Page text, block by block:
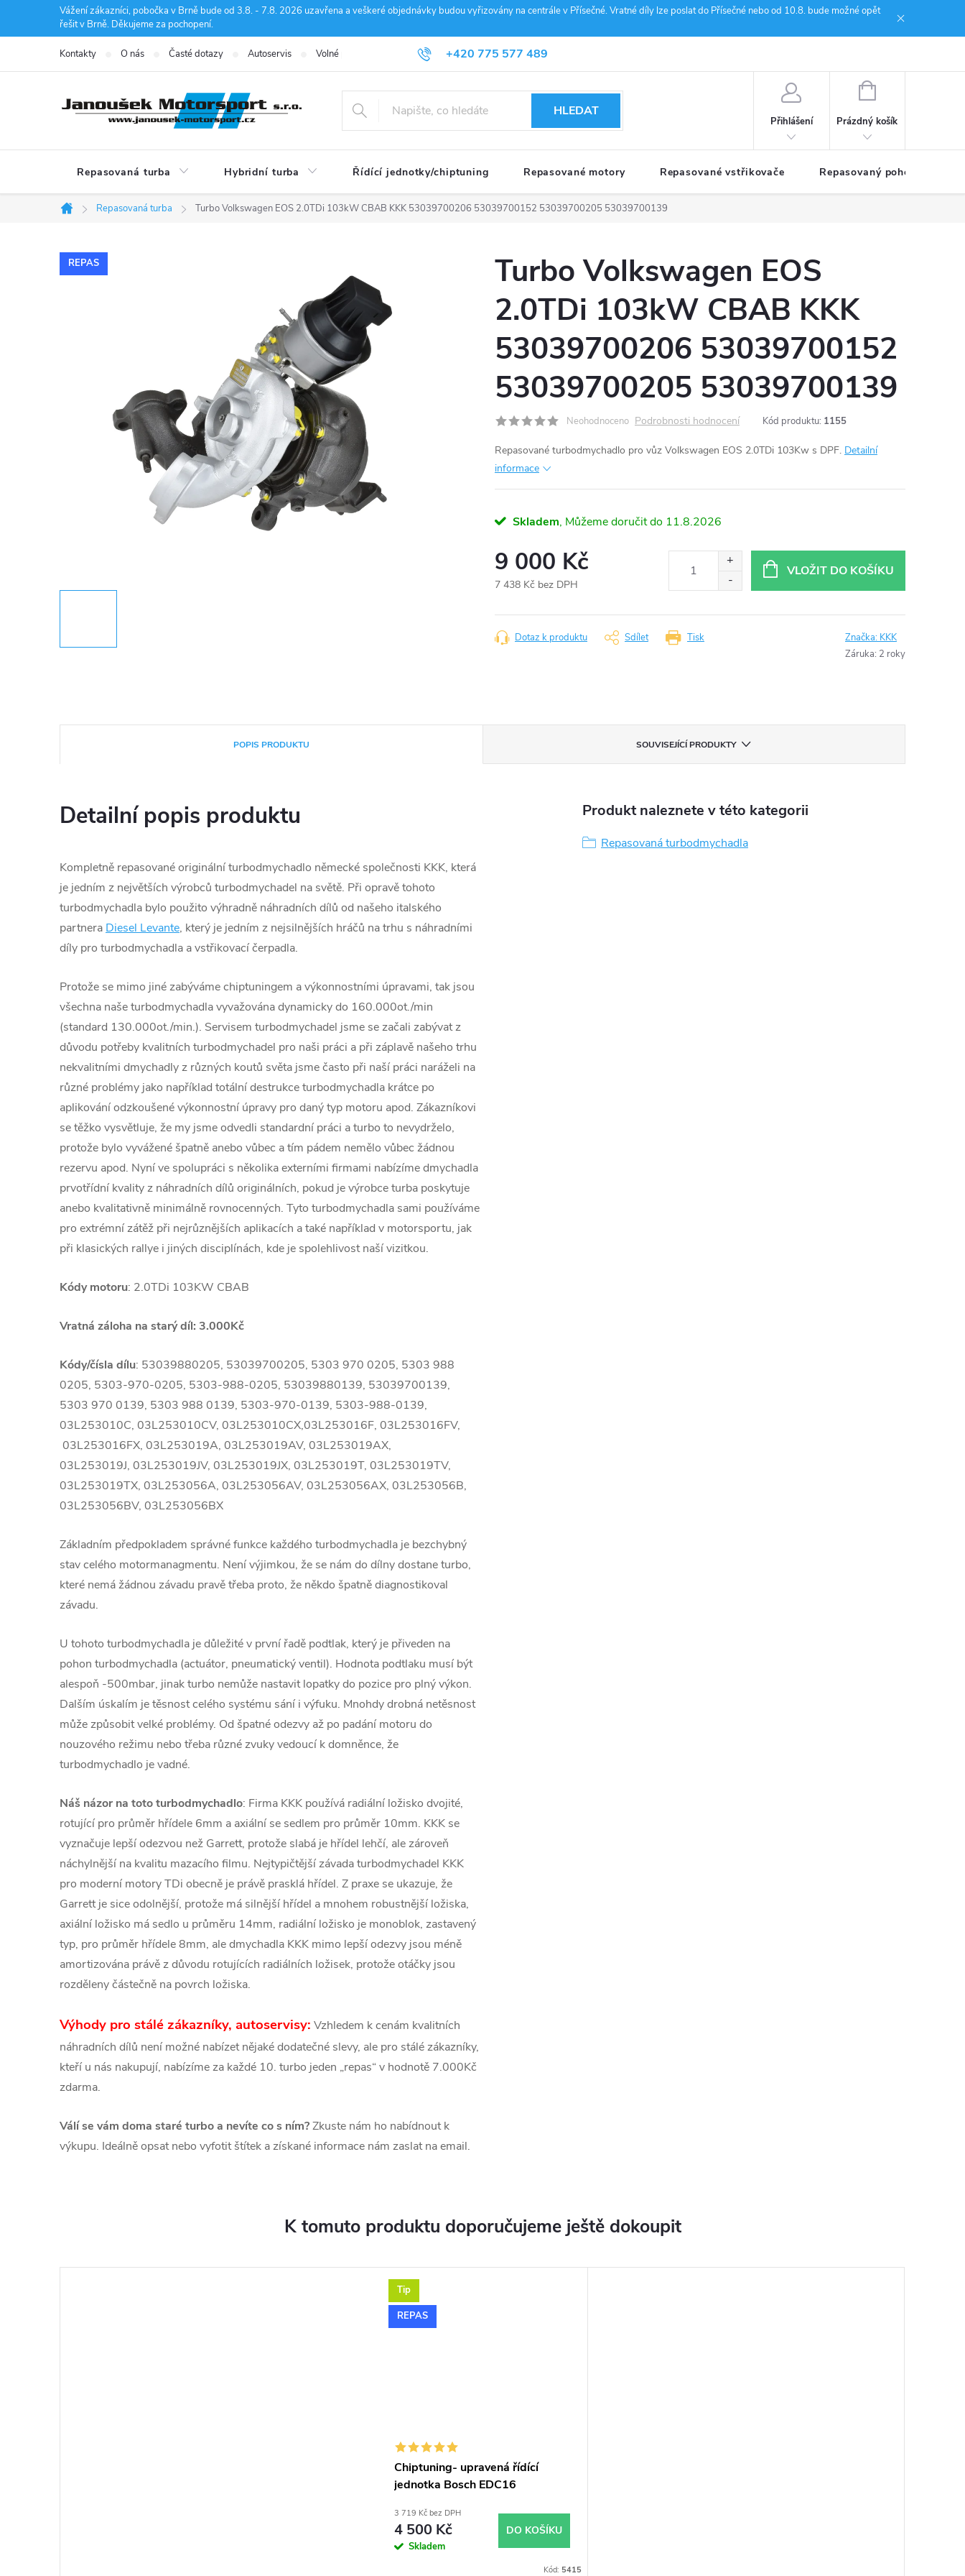
Vážení zákazníci, pobočka v Brně bude od 3.8. - 7.8. 2026 uzavřena a veškeré objednávky budou vyřizovány na centrále v Přísečné. Vratné díly lze poslat do Přísečné nebo od 10.8. bude možné opět
řešit v Brně. Děkujeme za pochopení.
+420 775 577 489
info@janousek-motorsport.cz
Kontakty O nás Časté dotazy Autoservis Volné pozice Obchodní podmínky Reklamace
HLEDAT
Přihlášení
NÁKUPNÍ
Prázdný košík
Repasovaná turba Hybridní turba Řídící jednotky/chiptuning Repasované motory Repasované vstřikovače Repasovaný pohon TDM
Domů
Repasovaná turba Turbo Volkswagen EOS 2.0TDi 103kW CBAB KKK 53039700206 53039700152 53039700205 53039700139
REPAS
Turbo Volkswagen EOS
2.0TDi 103kW CBAB KKK
53039700206 53039700152
53039700205 53039700139
Neohodnoceno Podrobnosti hodnocení Kód produktu: 1155
Repasované turbodmychadlo pro vůz Volkswagen EOS 2.0TDi 103Kw s DPF. Detailní
informace
Skladem 11.8.2026
9 000 Kč
7 438 Kč bez DPH
cena:
VLOŽIT DO KOŠÍKU
Tisk
Dotaz k produktu Sdílet Značka: KKK
Záruka: 2 roky
POPIS PRODUKTU SOUVISEJÍCÍ PRODUKTY
Detailní popis produktu
Kompletně repasované originální turbodmychadlo německé společnosti KKK, která
je jedním z největších výrobců turbodmychadel na světě. Při opravě tohoto
turbodmychadla bylo použito výhradně náhradních dílů od našeho italského
partnera Diesel Levante, který je jedním z nejsilnějších hráčů na trhu s náhradními
díly pro turbodmychadla a vstřikovací čerpadla.
Protože se mimo jiné zabýváme chiptuningem a výkonnostními úpravami, tak jsou
všechna naše turbodmychadla vyvažována dynamicky do 160.000ot./min
(standard 130.000ot./min.). Servisem turbodmychadel jsme se začali zabývat z
důvodu potřeby kvalitních turbodmychadel pro naši práci a při záplavě našeho trhu
nekvalitními dmychadly z různých koutů světa jsme často při naší práci naráželi na
různé problémy jako například totální destrukce turbodmychadla krátce po
aplikování odzkoušené výkonnostní úpravy pro daný typ motoru apod. Zákazníkovi
se těžko vysvětluje, že my jsme odvedli standardní práci a turbo to nevydrželo,
protože bylo vyvážené špatně anebo vůbec a tím pádem nemělo vůbec žádnou
rezervu apod. Nyní ve spolupráci s několika externími firmami nabízíme dmychadla
prvotřídní kvality z náhradních dílů originálních, pokud je výrobce turba poskytuje
anebo kvalitativně minimálně rovnocenných. Tyto turbodmychadla sami používáme
pro extrémní zátěž při nejrůznějších aplikacích a také například v motorsportu, jak
při klasických rallye i jiných disciplínách, kde je spolehlivost naší vizitkou.
Kódy motoru: 2.0TDi 103KW CBAB
Vratná záloha na starý díl: 3.000Kč
Kódy/čísla dílu: 53039880205, 53039700205, 5303 970 0205, 5303 988
0205, 5303-970-0205, 5303-988-0205, 53039880139, 53039700139,
5303 970 0139, 5303 988 0139, 5303-970-0139, 5303-988-0139,
03L253010C, 03L253010CV, 03L253010CX,03L253016F, 03L253016FV,
03L253016FX, 03L253019A, 03L253019AV, 03L253019AX,
03L253019J, 03L253019JV, 03L253019JX, 03L253019T, 03L253019TV,
03L253019TX, 03L253056A, 03L253056AV, 03L253056AX, 03L253056B,
03L253056BV, 03L253056BX
Základním předpokladem správné funkce každého turbodmychadla je bezchybný
stav celého motormanagmentu. Není výjimkou, že se nám do dílny dostane turbo,
které nemá žádnou závadu pravě třeba proto, že někdo špatně diagnostikoval
závadu.
U tohoto turbodmychadla je důležité v první řadě podtlak, který je přiveden na
pohon turbodmychadla (actuátor, pneumatický ventil). Hodnota podtlaku musí být
alespoň -500mbar, jinak turbo nemůže nastavit lopatky do pozice pro plný výkon.
Dalším úskalím je těsnost celého systému sání i výfuku. Mnohdy drobná netěsnost
může způsobit velké problémy. Od špatné odezvy až po padání motoru do
nouzového režimu nebo třeba různé zvuky vedoucí k domněnce, že
turbodmychadlo je vadné.
Náš názor na toto turbodmychadlo: Firma KKK používá radiální ložisko dvojité,
rotující pro průměr hřídele 6mm a axiální se sedlem pro průměr 10mm. KKK se
vyznačuje lepší odezvou než Garrett, protože slabá je hřídel lehčí, ale zároveň
náchylnější na kvalitu mazacího filmu. Nejtypičtější závada turbodmychadel KKK
pro moderní motory TDi obecně je právě prasklá hřídel. Z praxe se ukazuje, že
Garrett je sice odolnější, protože má silnější hřídel a mnohem robustnější ložiska,
axiální ložisko má sedlo u průměru 14mm, radiální ložisko je monoblok, zastavený
typ, pro průměr hřídele 8mm, ale dmychadla KKK mimo lepší odezvy jsou méně
amortizována právě z důvodu rotujících radiálních ložisek, protože otáčky jsou
rozděleny částečně na povrch ložiska.
Výhody pro stálé zákazníky, autoservisy: Vzhledem k cenám kvalitních
náhradních dílů není možné nabízet nějaké dodatečné slevy, ale pro stálé zákazníky,
kteří u nás nakupují, nabízíme za každé 10. turbo jeden „repas“ v hodnotě 7.000Kč
zdarma.
Válí se vám doma staré turbo a nevíte co s ním?Zkuste nám ho nabídnout k
výkupu. Ideálně opsat nebo vyfotit štítek a získané informace nám zaslat na email.
Produkt naleznete v této kategorii
Repasovaná turbodmychadla
K tomuto produktu doporučujeme ještě dokoupit
Tip
REPAS
Chiptuning- upravená řídící
jednotka Bosch EDC16
3 719 Kč bez DPH
4 500 Kč
Skladem
DO KOŠÍKU
Kód: 5415